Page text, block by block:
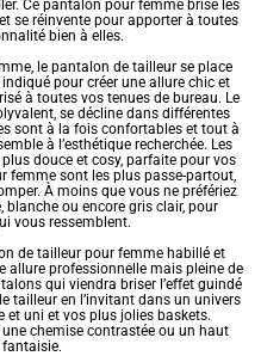
Ce pantalon pour femme brise les
se réinvente pour apporter à toutes
bien à elles.
le pantalon de tailleur se place
indiqué pour créer une allure chic et
à toutes vos tenues de bureau. Le
se décline dans différentes
sont à la fois confortables et tout à
à l’esthétique recherchée. Les
douce et cosy, parfaite pour vos
femmesont les plus passe-partout,
À moins que vous ne préfériez
blanche ou encore gris clair, pour
vous ressemblent.
de tailleur pour femme habillé et
allure professionnelle mais pleine de
qui viendra briser l’effet guindé
tailleur en l’invitant dans un univers
et uni et vos plus jolies baskets.
chemise contrastée ou un haut